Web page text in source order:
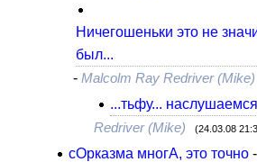
Ничегошеньки это не
был...
- Malcolm Ray Redriver (Mike)
...тьфу... наслушаемся
Redriver (Mike)
(24.03.08
сОрказма многА, это точно-